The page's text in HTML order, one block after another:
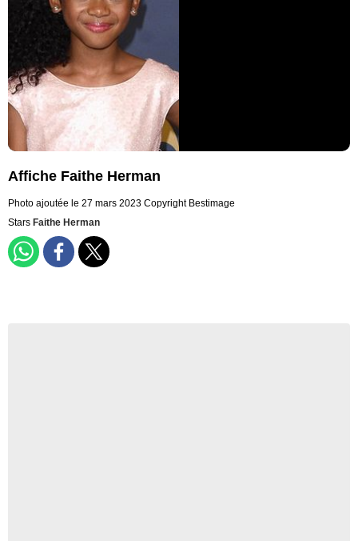
Affiche Faithe Herman
Photo ajoutée le 27 mars 2023 Copyright Bestimage
Stars Faithe Herman